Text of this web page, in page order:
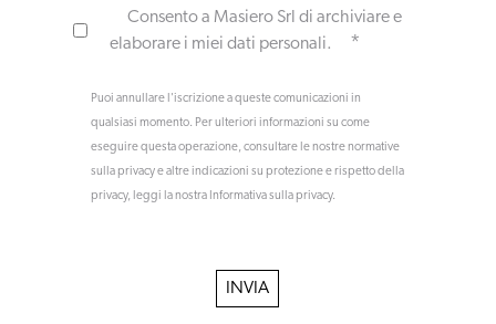
Consento a Masiero Srl di archiviare e
elaborare i miei dati personali.
*
Puoi annullare l'iscrizione a queste comunicazioni in
qualsiasi momento. Per ulteriori informazioni su come
eseguire questa operazione, consultare le nostre normative
sulla privacy e altre indicazioni su protezione e rispetto della
privacy, leggi la nostra Informativa sulla privacy.